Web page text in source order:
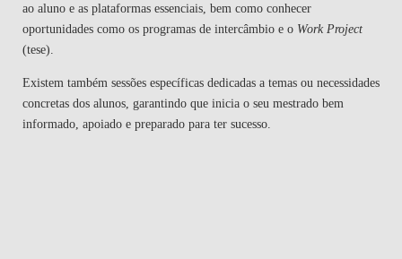
ao aluno e as plataformas essenciais, bem como conhecer
oportunidades como os programas de intercâmbio e o Work Project
(tese).
Existem também sessões específicas dedicadas a temas ou necessidades
concretas dos alunos, garantindo que inicia o seu mestrado bem
informado, apoiado e preparado para ter sucesso.